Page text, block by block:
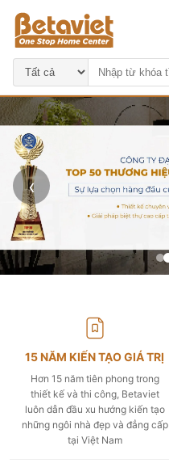
‹
15 NĂM KIẾN TẠO GIÁ TRỊ
Hơn 15 năm tiên phong trong
thiết kế và thi công, Betaviet
luôn dẫn đầu xu hướng kiến tạo
những ngôi nhà đẹp và đẳng cấp
tại Việt Nam